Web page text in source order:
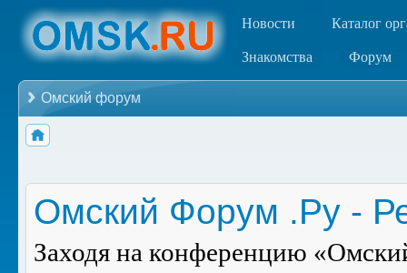
Новости Каталог
Знакомства Форум
Омский форум
Омский Форум .Ру -
Заходя на конференцию